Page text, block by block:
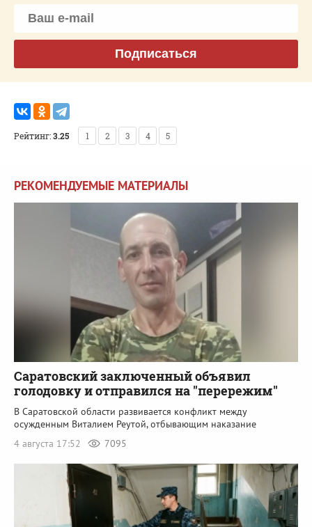
Подписаться
Рейтинг:3.25 1 2 3 4 5
РЕКОМЕНДУЕМЫЕ МАТЕРИАЛЫ
Саратовский заключенный объявил
голодовку и отправился на "перережим"
В Саратовской области развивается конфликт между
осужденным Виталием Реутой, отбывающим наказание
4 августа 17:52
7095